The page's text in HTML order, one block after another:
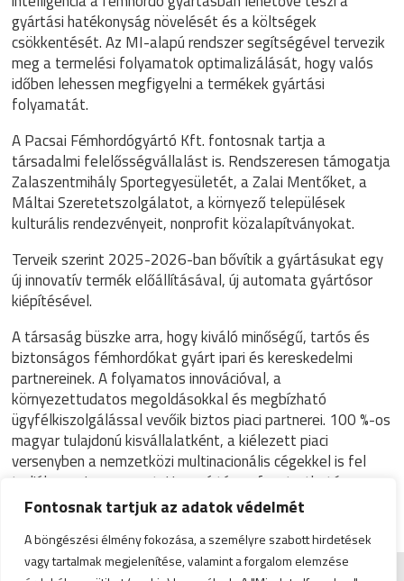
Fontosnak tartjuk az adatok védelmét
A böngészési élmény fokozása, a személyre szabott hirdetések
vagy tartalmak megjelenítése, valamint a forgalom elemzése
gyártási hatékonyság növelését és a költségek
csökkentését. Az MI-alapú rendszer segítségével tervezik
meg a termelési folyamatok optimalizálását, hogy valós
időben lehessen megfigyelni a termékek gyártási
folyamatát.
A Pacsai Fémhordógyártó Kft. fontosnak tartja a
társadalmi felelősségvállalást is. Rendszeresen támogatja
Zalaszentmihály Sportegyesületét, a Zalai Mentőket, a
Máltai Szeretetszolgálatot, a környező települések
kulturális rendezvényeit, nonprofit közalapítványokat.
Terveik szerint 2025-2026-ban bővítik a gyártásukat egy
új innovatív termék előállításával, új automata gyártósor
kiépítésével.
A társaság büszke arra, hogy kiváló minőségű, tartós és
biztonságos fémhordókat gyárt ipari és kereskedelmi
partnereinek. A folyamatos innovációval, a
környezettudatos megoldásokkal és megbízható
ügyfélkiszolgálással vevőik biztos piaci partnerei. 100 %-os
magyar tulajdonú kisvállalatként, a kiélezett piaci
versenyben a nemzetközi multinacionális cégekkel is fel
tudják venni a versenyt. Hosszú távon fenntartható
növekedést biztosítanak munkatársaiknak és